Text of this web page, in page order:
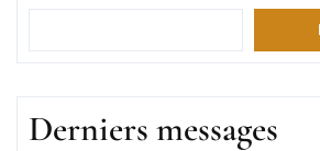
Derniers messages